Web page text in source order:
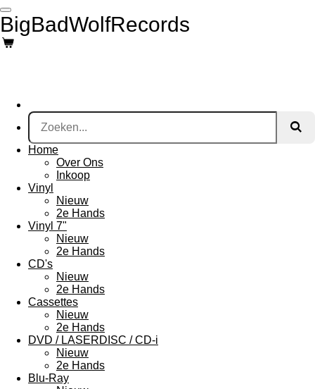
Ga
direct
naar
de
BigBadWolfRecords
Home
Over Ons
Inkoop
Vinyl
Nieuw
2e Hands
Vinyl 7"
Nieuw
2e Hands
CD's
Nieuw
2e Hands
Cassettes
Nieuw
2e Hands
DVD / LASERDISC / CD-i
Nieuw
2e Hands
Blu-Ray